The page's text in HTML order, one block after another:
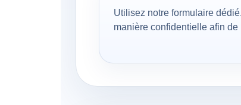
Utilisez notre formulaire
manière confidentielle afin de